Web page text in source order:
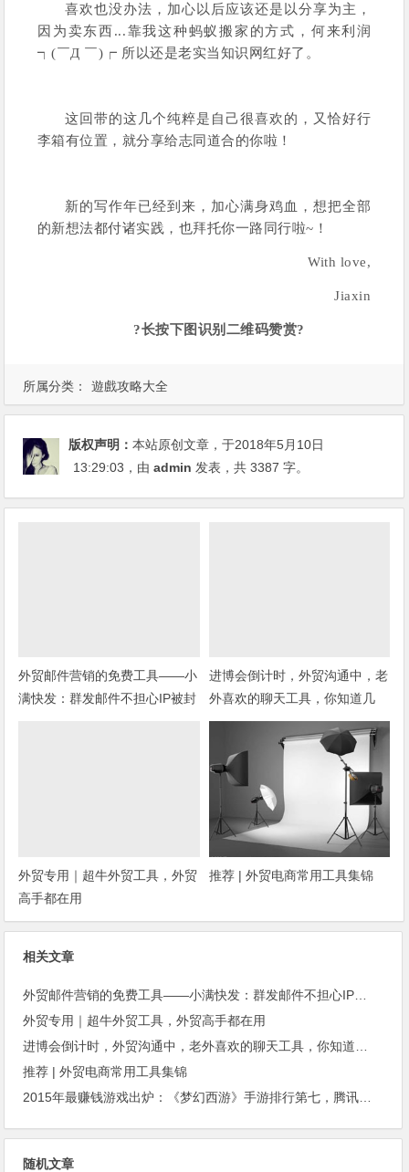
所属分类： 遊戲攻略大全
喜欢也没办法，加心以后应该还是以分享为主，
因为卖东西...靠我这种蚂蚁搬家的方式，何来利润
┑(￣Д ￣)┍ 所以还是老实当知识网红好了。
这回带的这几个纯粹是自己很喜欢的，又恰好行
李箱有位置，就分享给志同道合的你啦！
新的写作年已经到来，加心满身鸡血，想把全部
的新想法都付诸实践，也拜托你一路同行啦~！
With love,
Jiaxin
?长按下图识别二维码赞赏?
版权声明：本站原创文章，于2018年5月10日
13:29:03 ，由admin 发表，共 3387 字。
外贸邮件营销的免费工具——小
满快发：群发邮件不担心IP被封
进博会倒计时，外贸沟通中，老
外喜欢的聊天工具，你知道几
种？
外贸专用｜超牛外贸工具，外贸
高手都在用
推荐 | 外贸电商常用工具集锦
相关文章
外贸专用｜超牛外贸工具，外贸高手都在用
推荐 | 外贸电商常用工具集锦
随机文章